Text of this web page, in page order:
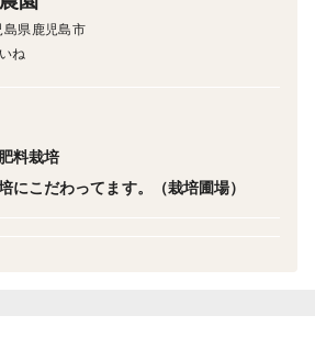
らかい
島県鹿児島市
ね
料栽培
にこだわってます。（栽培圃場）